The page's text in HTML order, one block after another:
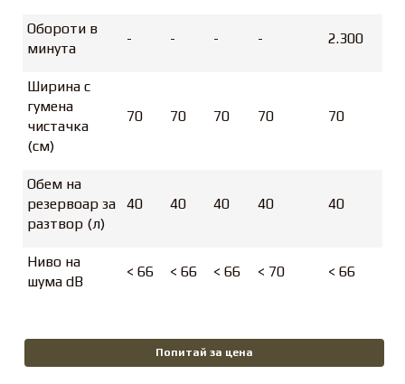
Обороти в
минута
- - - - 2.300
Ширина с
гумена
чистачка
(см)
70 70 70 70 70
Обем на
резервоар за
разтвор (л)
40 40 40 40 40
Ниво на
шума dB
< 66 < 66 < 66 < 70 < 66
Попитай за цена